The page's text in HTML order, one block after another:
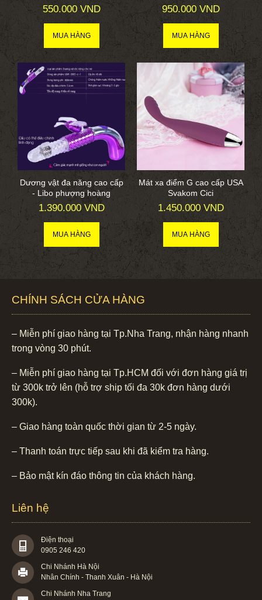
550.000 VND 950.000 VND
Dương vật đa năng cao cấp
- Libo phượng hoàng
1.390.000 VND
Mát xa điểm G cao cấp USA
Svakom Cici
1.450.000 VND
CHÍNH SÁCH CỬA HÀNG
– Miễn phí giao hàng tại Tp.Nha Trang, nhận hàng nhanh
trong vòng 30 phút.
– Miễn phí giao hàng tại Tp.HCM đối với đơn hàng giá trị
từ 300k trở lên (hỗ trợ ship tối đa 30k đơn hàng dưới
300k).
– Giao hàng toàn quốc thời gian từ 2-5 ngày.
– Thanh toán trực tiếp sau khi đã kiểm tra hàng.
– Bảo mật kín đáo thông tin của khách hàng.
Liên hệ
Điện thoại
0905 246 420
Chi Nhánh Hà Nội
Nhân Chính - Thanh Xuân - Hà Nội
Chi Nhánh Nha Trang